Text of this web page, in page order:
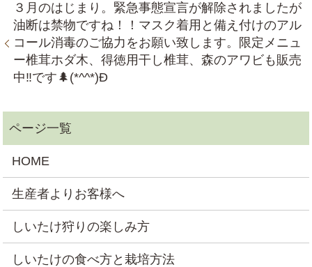
３月のはじまり。緊急事態宣言が解除されましたが
油断は禁物ですね！！マスク着用と備え付けのアル
コール消毒のご協力をお願い致します。限定メニュ
ー椎茸ホダ木、得徳用干し椎茸、森のアワビも販売
中‼です🌲(*^^*)Ð
HOME
生産者よりお客様へ
しいたけ狩りの楽しみ方
しいたけの食べ方と栽培方法